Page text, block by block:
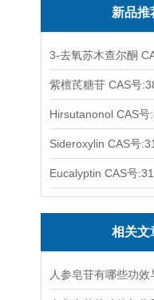
新品推
相关文